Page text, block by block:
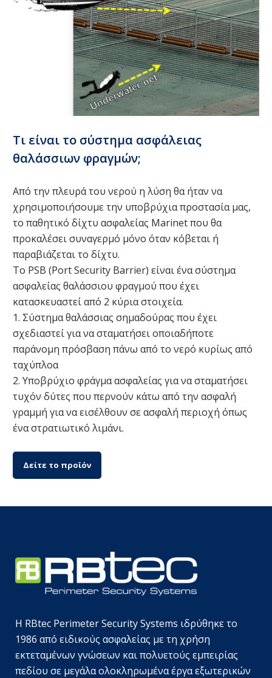
Τι είναι το σύστημα ασφάλειας
θαλάσσιων φραγμών;
Από την πλευρά του νερού η λύση θα ήταν να
χρησιμοποιήσουμε την υποβρύχια προστασία μας,
το παθητικό δίχτυ ασφαλείας Marinet που θα
προκαλέσει συναγερμό μόνο όταν κόβεται ή
παραβιάζεται το δίχτυ.
Το PSB (Port Security Barrier) είναι ένα σύστημα
ασφαλείας θαλάσσιου φραγμού που έχει
κατασκευαστεί από 2 κύρια στοιχεία.
1. Σύστημα θαλάσσιας σημαδούρας που έχει
σχεδιαστεί για να σταματήσει οποιαδήποτε
παράνομη πρόσβαση πάνω από το νερό κυρίως από
ταχύπλοα
2. Υποβρύχιο φράγμα ασφαλείας για να σταματήσει
τυχόν δύτες που περνούν κάτω από την ασφαλή
γραμμή για να εισέλθουν σε ασφαλή περιοχή όπως
ένα στρατιωτικό λιμάνι.
Δείτε το προϊόν
Η RBtec Perimeter Security Systems ιδρύθηκε το
1986 από ειδικούς ασφαλείας με τη χρήση
εκτεταμένων γνώσεων και πολυετούς εμπειρίας
πεδίου σε μεγάλα ολοκληρωμένα έργα εξωτερικών